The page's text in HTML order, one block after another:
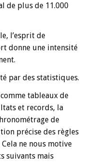
de plus de 11.000
l’esprit de
donne une intensité
par des statistiques.
tableaux de
et records, la
de
précise des règles
ne nous motive
suivants mais